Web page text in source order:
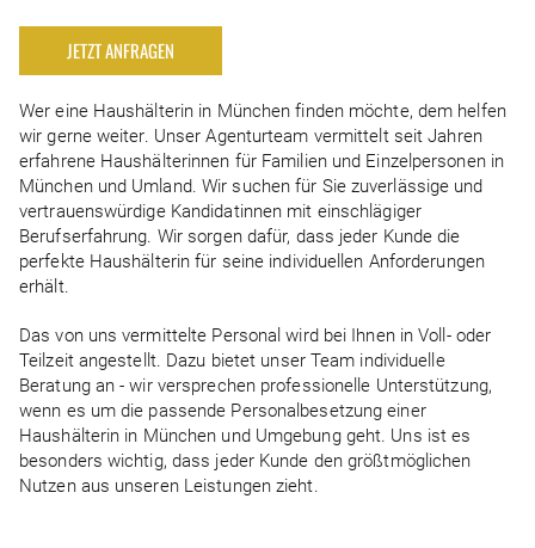
JETZT ANFRAGEN
Wer eine Haushälterin in München finden möchte, dem helfen
wir gerne weiter. Unser Agenturteam vermittelt seit Jahren
erfahrene Haushälterinnen für Familien und Einzelpersonen in
München und Umland. Wir suchen für Sie zuverlässige und
vertrauenswürdige Kandidatinnen mit einschlägiger
Berufserfahrung. Wir sorgen dafür, dass jeder Kunde die
perfekte Haushälterin für seine individuellen Anforderungen
erhält.
Das von uns vermittelte Personal wird bei Ihnen in Voll- oder
Teilzeit angestellt. Dazu bietet unser Team individuelle
Beratung an - wir versprechen professionelle Unterstützung,
wenn es um die passende Personalbesetzung einer
Haushälterin in München und Umgebung geht. Uns ist es
besonders wichtig, dass jeder Kunde den größtmöglichen
Nutzen aus unseren Leistungen zieht.